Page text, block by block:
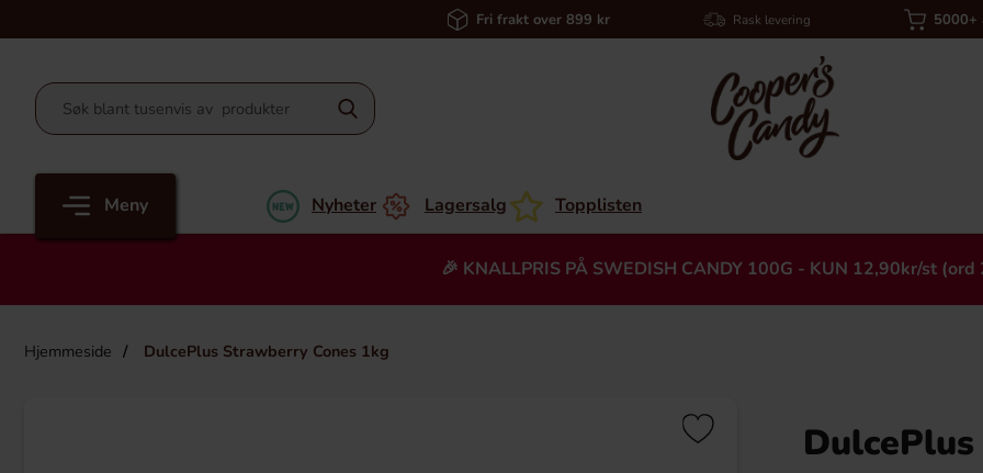
Fri frakt over 899 kr Rask levering 5000+
Meny Nyheter Lagersalg Topplisten
🎉 KNALLPRIS PÅ SWEDISH CANDY 100G - KUN 12,90kr/st (ord
Hjemmeside DulcePlus Strawberry Cones 1kg
Heading